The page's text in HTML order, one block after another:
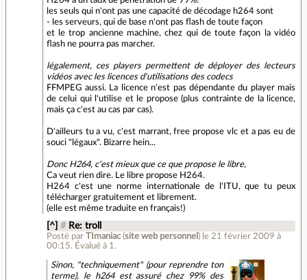
les seuls qui n'ont pas une capacité de décodage h264 sont
- les serveurs, qui de base n'ont pas flash de toute façon
et le trop ancienne machine, chez qui de toute façon la vidéo
flash ne pourra pas marcher.
légalement, ces players permettent de déployer des lecteurs
vidéos avec les licences d'utilisations des codecs
FFMPEG aussi. La licence n'est pas dépendante du player mais
de celui qui l'utilise et le propose (plus contrainte de la licence,
mais ça c'est au cas par cas).
D'ailleurs tu a vu, c'est marrant, free propose vlc et a pas eu de
souci "légaux". Bizarre hein...
Donc H264, c'est mieux que ce que propose le libre,
Ca veut rien dire. Le libre propose H264.
H264 c'est une norme internationale de l'ITU, que tu peux
télécharger gratuitement et librement.
(elle est même traduite en français!)
[^] # Re: troll
Posté parTImaniac(site web personnel ) le 21 février 2009 à
00:15. Évalué à 1 .
Sinon, "techniquement" (pour reprendre ton
terme), le h264 est assuré chez 99% des